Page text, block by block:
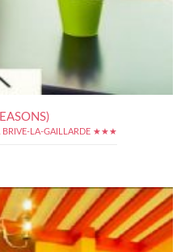
BRIVE-LA-GAILLARDE ★★★